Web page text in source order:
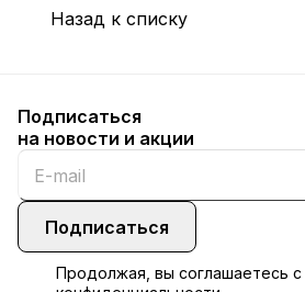
Назад к списку
Подписаться
на новости и акции
Подписаться
Продолжая, вы соглашаетесь с